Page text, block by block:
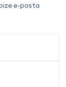
e-posta